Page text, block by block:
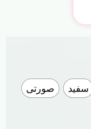
سفید
صورتی